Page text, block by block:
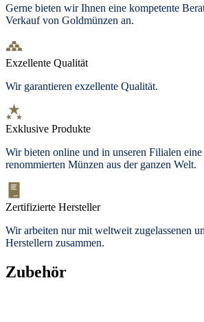
Gerne bieten wir Ihnen eine kompetente
Verkauf von Goldmünzen an.
Exzellente Qualität
Wir garantieren exzellente Qualität.
Exklusive Produkte
Wir bieten online und in unseren Filialen
renommierten Münzen aus der ganzen Welt.
Zertifizierte Hersteller
Wir arbeiten nur mit weltweit zugelassenen
Herstellern zusammen.
Zubehör